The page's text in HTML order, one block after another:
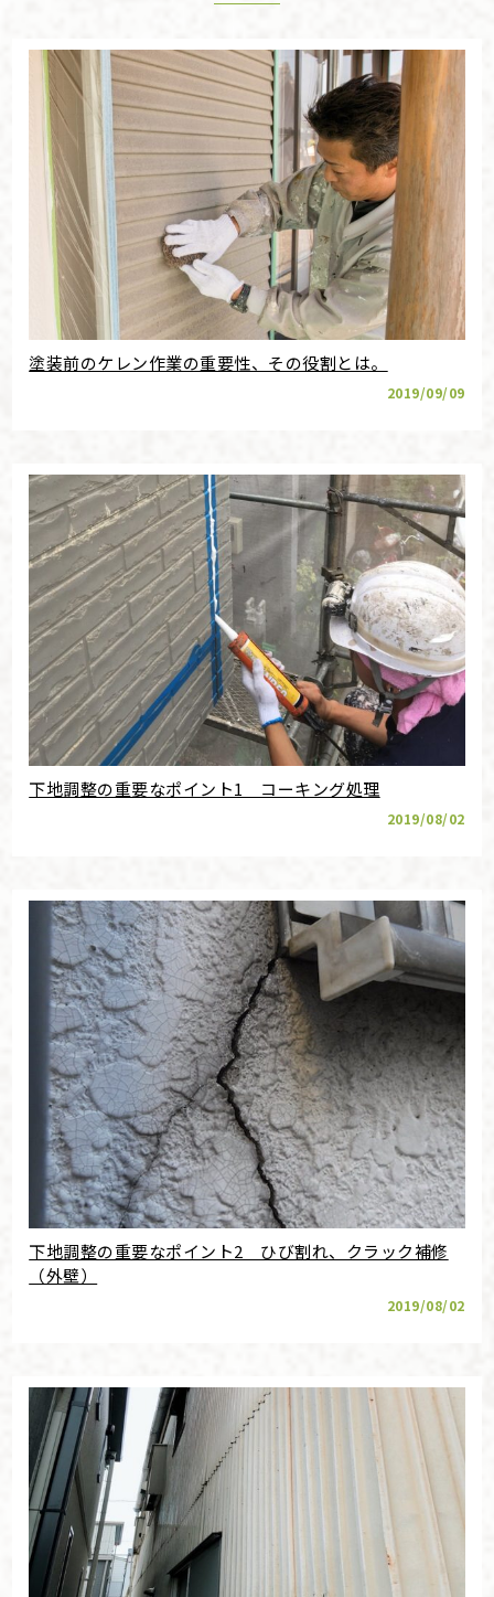
塗装前のケレン作業の重要性、その役割とは。
2019/09/09
下地調整の重要なポイント1 コーキング処理
2019/08/02
下地調整の重要なポイント2 ひび割れ、クラック補修
（外壁）
2019/08/02